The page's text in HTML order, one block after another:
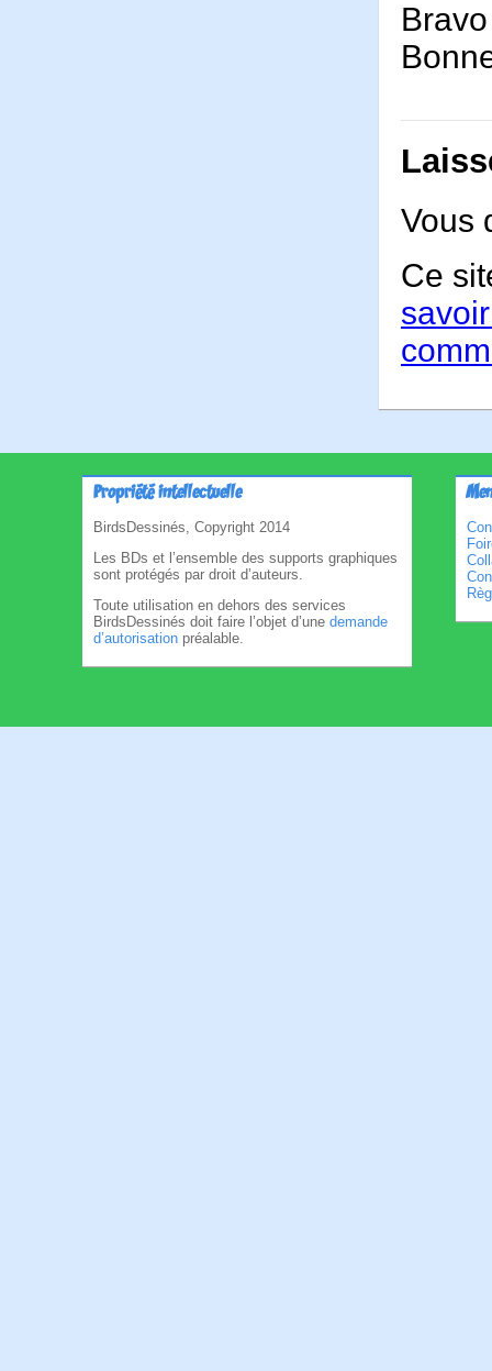
Vous
Ce
Propriété intellectuelle
BirdsDessinés, Copyright 2014
Les BDs et l’ensemble des supports graphiques
sont protégés par droit d’auteurs.
Toute utilisation en dehors des services
BirdsDessinés doit faire l’objet d’une demande
d’autorisation préalable.